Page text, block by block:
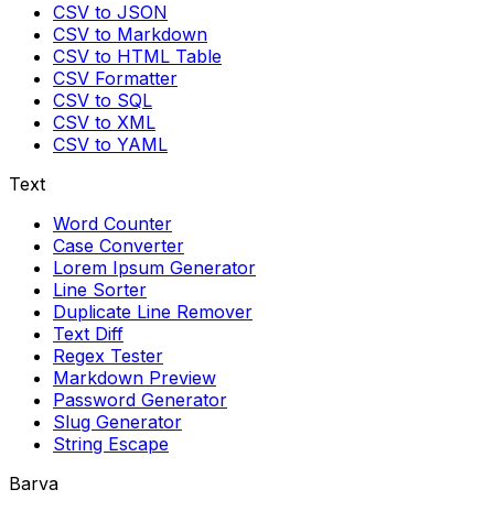
CSV to JSON
CSV to Markdown
CSV to HTML Table
CSV Formatter
CSV to SQL
CSV to XML
CSV to YAML
Text
Word Counter
Case Converter
Lorem Ipsum Generator
Line Sorter
Duplicate Line Remover
Text Diff
Regex Tester
Markdown Preview
Password Generator
Slug Generator
String Escape
Barva